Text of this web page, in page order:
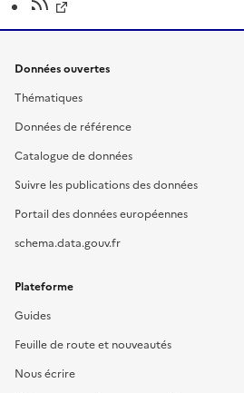
Données ouvertes
Thématiques
Données de référence
Catalogue de données
Suivre les publications des données
Portail des données européennes
schema.data.gouv.fr
Plateforme
Guides
Feuille de route et nouveautés
Nous écrire